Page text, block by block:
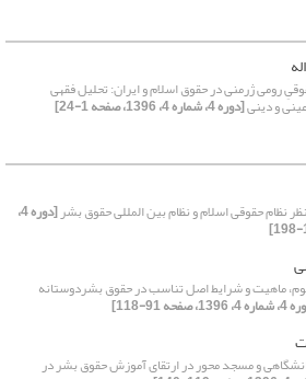
رومی ژرمنی در حقوق اسلام و ایران: تحلیل فقهی
و دینی[دوره 4، شماره 4، 1396، صفحه 1-24]
نظام حقوقی اسلام و نظام بین المللی حقوق بشر [دوره 4،
ماهیت و شرایط اصل تناسب در حقوق بشردوستانه
صفحه 91-118]
و مسجد محور در ارتقای آموزش حقوق بشر در